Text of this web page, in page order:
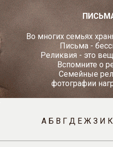
Во многих семьях
Письма -
Реликвия - это
Вспомните о
Семейные
фотографии
А Б В Г Д Е Ж З И К